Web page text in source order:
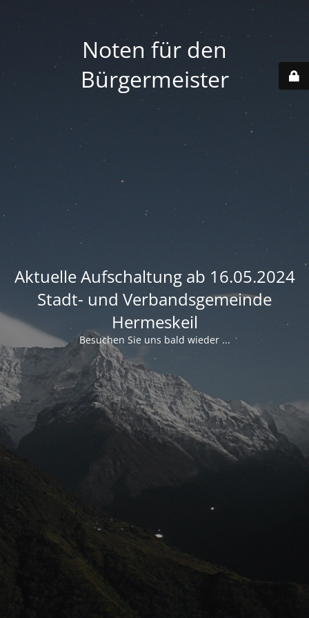
Noten für den
Bürgermeister
Aktuelle Aufschaltung ab 16.05.2024
Stadt- und Verbandsgemeinde
Hermeskeil
Besuchen Sie uns bald wieder ...